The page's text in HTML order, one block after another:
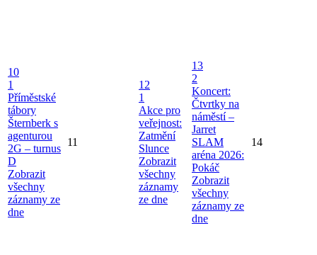
10
1
Příměstské
tábory
Šternberk s
agenturou
2G – turnus
D
Zobrazit
všechny
záznamy ze
dne
11
12
1
Akce pro
veřejnost:
Zatmění
Slunce
Zobrazit
všechny
záznamy
ze dne
13
2
Koncert:
Čtvrtky na
náměstí –
Jarret
SLAM
aréna 2026:
Pokáč
Zobrazit
všechny
záznamy ze
dne
14